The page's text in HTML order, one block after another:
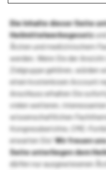
Die Inhalte dieser Seite
Heilmittelwerbegesetz
Ärzten und medizinischem
werden. Wenn Sie der
Zielgruppe gehören, würden
einen kostenlosen Account
Anschluss erhalten Sie
vielen weiteren,
wissenschaftlichen
Kongressberichte, CME-
erwarten Sie!Wir freuen
Seite unterliegen dem
dürfen nur ausgewiesenen